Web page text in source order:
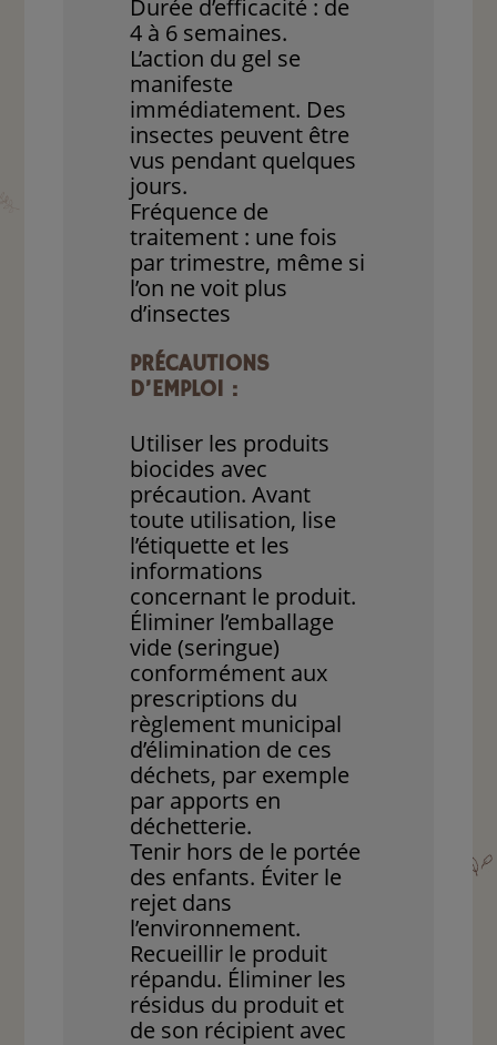
Durée d’efficacité : de
4 à 6 semaines.
L’action du gel se
manifeste
immédiatement. Des
insectes peuvent être
vus pendant quelques
jours.
Fréquence de
traitement : une fois
par trimestre, même si
l’on ne voit plus
d’insectes
PRÉCAUTIONS
D’EMPLOI :
Utiliser les produits
biocides avec
précaution. Avant
toute utilisation, lise
l’étiquette et les
informations
concernant le produit.
Éliminer l’emballage
vide (seringue)
conformément aux
prescriptions du
règlement municipal
d’élimination de ces
déchets, par exemple
par apports en
déchetterie.
Tenir hors de le portée
des enfants. Éviter le
rejet dans
l’environnement.
Recueillir le produit
répandu. Éliminer les
résidus du produit et
de son récipient avec